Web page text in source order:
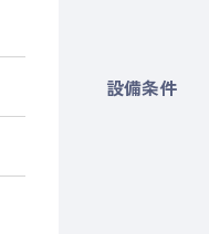
設備条件